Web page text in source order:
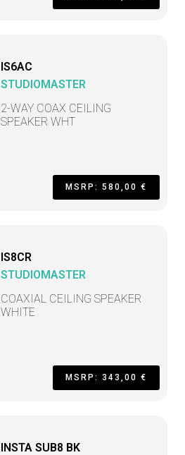
IS6AC
STUDIOMASTER
2-WAY COAX CEILING
SPEAKER WHT
MSRP: 580,00 €
IS8CR
STUDIOMASTER
COAXIAL CEILING SPEAKER
WHITE
MSRP: 343,00 €
INSTA SUB8 BK